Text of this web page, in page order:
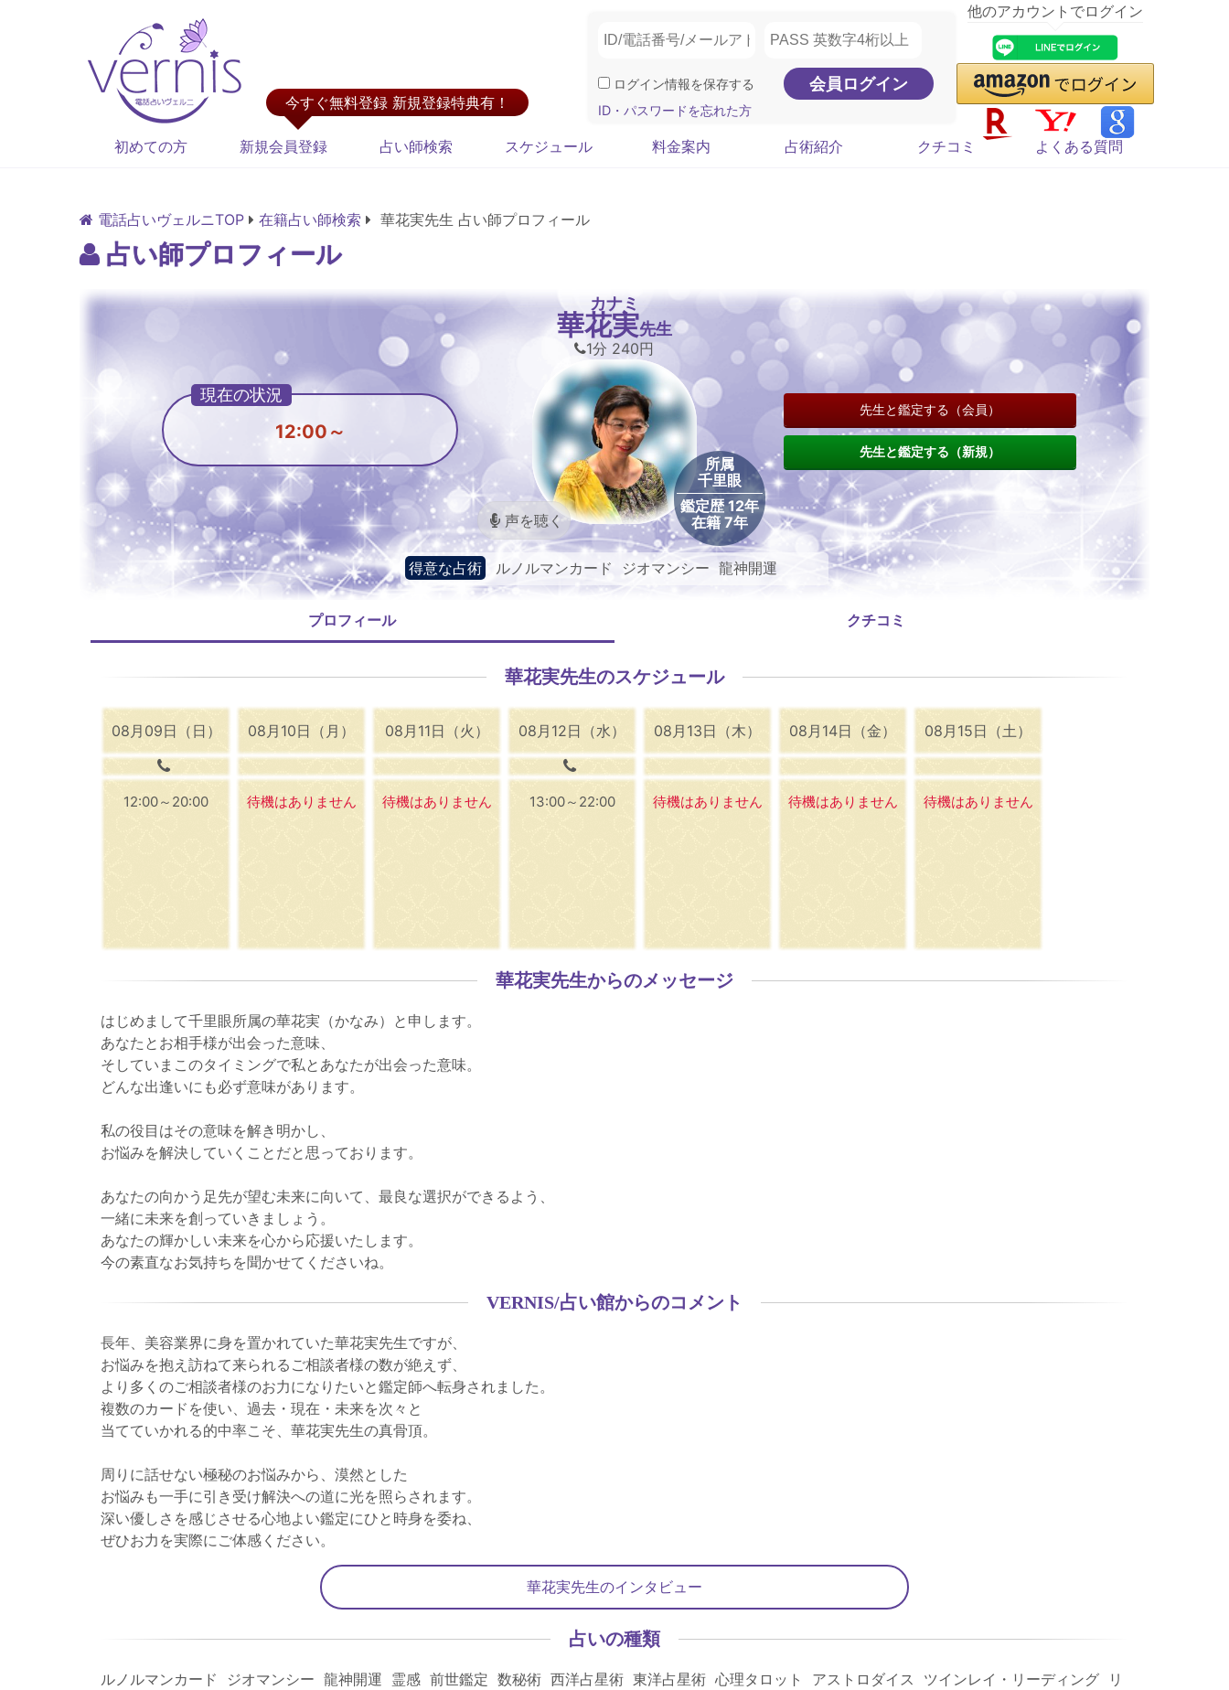
今すぐ無料登録 新規登録特典有！
ログイン情報を保存する
ID・パスワードを忘れた方
他のアカウントでログイン
初めての方 新規会員登録 占い師検索 スケジュール 料金案内 占術紹介 クチコミ よくある質問
電話占いヴェルニTOP 在籍占い師検索 華花実先生 占い師プロフィール
占い師プロフィール
カナミ
華花実先生
声を聴く
所属
千里眼
鑑定歴 12年
在籍 7年
得意な占術 ルノルマンカード ジオマンシー 龍神開運
1分 240円
12:00～
先生と鑑定する（会員）
先生と鑑定する（新規）
プロフィール クチコミ
華花実先生のスケジュール
08月09日（日）
12:00～20:00
08月10日（月）
待機はありません
08月11日（火）
待機はありません
08月12日（水）
13:00～22:00
08月13日（木）
待機はありません
08月14日（金）
待機はありません
08月15日（土）
待機はありません
華花実先生からのメッセージ
はじめまして千里眼所属の華花実（かなみ）と申します。
あなたとお相手様が出会った意味、
そしていまこのタイミングで私とあなたが出会った意味。
どんな出逢いにも必ず意味があります。
私の役目はその意味を解き明かし、
お悩みを解決していくことだと思っております。
あなたの向かう足先が望む未来に向いて、最良な選択ができるよう、
一緒に未来を創っていきましょう。
あなたの輝かしい未来を心から応援いたします。
今の素直なお気持ちを聞かせてくださいね。
VERNIS/占い館からのコメント
長年、美容業界に身を置かれていた華花実先生ですが、
お悩みを抱え訪ねて来られるご相談者様の数が絶えず、
より多くのご相談者様のお力になりたいと鑑定師へ転身されました。
複数のカードを使い、過去・現在・未来を次々と
当てていかれる的中率こそ、華花実先生の真骨頂。
周りに話せない極秘のお悩みから、漠然とした
お悩みも一手に引き受け解決への道に光を照らされます。
深い優しさを感じさせる心地よい鑑定にひと時身を委ね、
ぜひお力を実際にご体感ください。
華花実先生のインタビュー
占いの種類
ルノルマンカード ジオマンシー 龍神開運 霊感 前世鑑定 数秘術 西洋占星術 東洋占星術 心理タロット アストロダイス ツインレイ・リーディング リ